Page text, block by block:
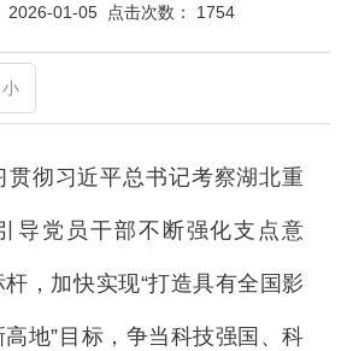
2026-01-05 点击次数： 1754
小
彻习近平总书记考察湖北重
导党员干部不断强化支点意
，加快实现“打造具有全国影
地”目标，争当科技强国、科